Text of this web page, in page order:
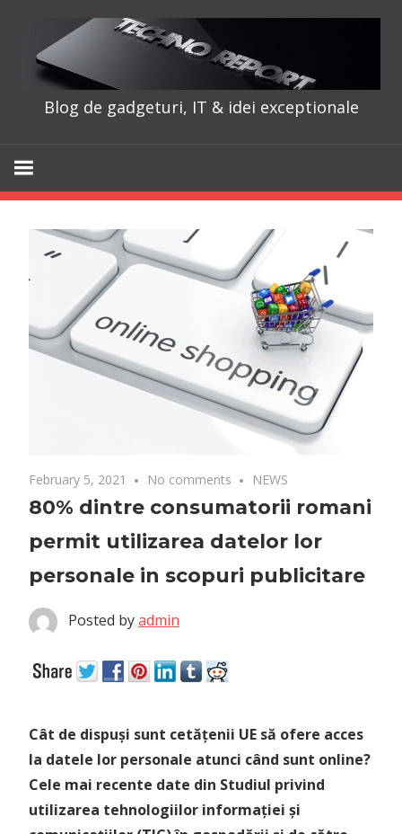
content
Blog de gadgeturi, IT & idei exceptionale
February 5, 2021 No comments NEWS
80% dintre consumatorii romani
permit utilizarea datelor lor
personale in scopuri publicitare
Posted byadmin
Cât de dispuși sunt cetățenii UE să ofere acces
la datele lor personale atunci când sunt online?
Cele mai recente date din Studiul privind
utilizarea tehnologiilor informației și